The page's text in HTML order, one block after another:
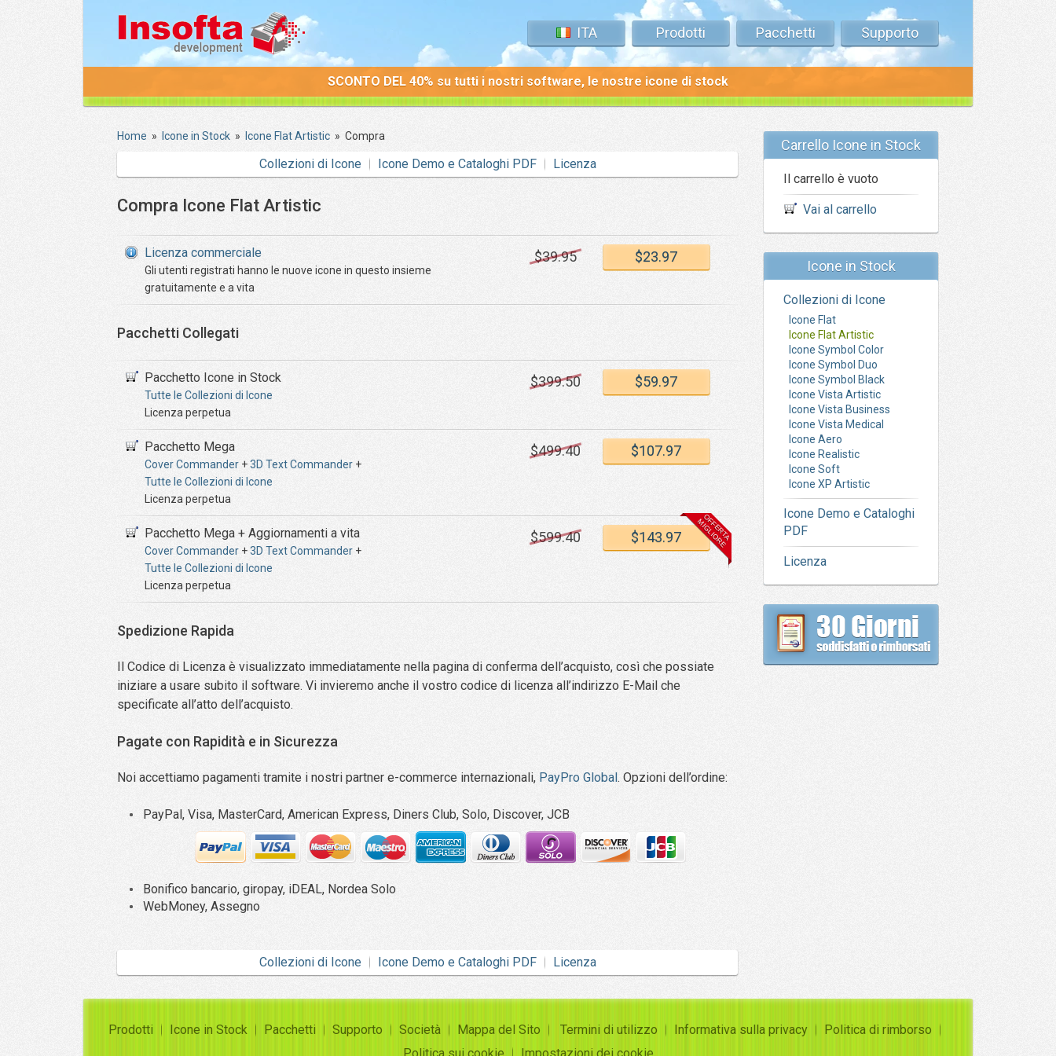
ITA Prodotti Pacchetti Supporto
SCONTO DEL 40% su tutti i nostri software, le nostre icone di stock
Home » Icone in Stock » Icone Flat Artistic » Compra
Collezioni di Icone Icone Demo e Cataloghi PDF Licenza
Compra Icone Flat Artistic
Licenza commerciale
Gli utenti registrati hanno le nuove icone in questo insieme
gratuitamente e a vita
$39.95 $23.97
Pacchetti Collegati
Pacchetto Icone in Stock
Tutte le Collezioni di Icone
Licenza perpetua
$399.50 $59.97
Pacchetto Mega
Cover Commander +3D Text Commander +
Tutte le Collezioni di Icone
Licenza perpetua
$499.40 $107.97
Pacchetto Mega + Aggiornamenti a vita
Cover Commander +3D Text Commander +
Tutte le Collezioni di Icone
Licenza perpetua
$599.40 $143.97
Spedizione Rapida
Il Codice di Licenza è visualizzato immediatamente nella pagina di conferma dell’acquisto, così che possiate
iniziare a usare subito il software. Vi invieremo anche il vostro codice di licenza all’indirizzo E-Mail che
specificate all’atto dell’acquisto.
Pagate con Rapidità e in Sicurezza
Noi accettiamo pagamenti tramite i nostri partner e-commerce internazionali, PayPro Global. Opzioni dell’ordine:
PayPal, Visa, MasterCard, American Express, Diners Club, Solo, Discover, JCB
Bonifico bancario, giropay, iDEAL, Nordea Solo
WebMoney, Assegno
Collezioni di Icone Icone Demo e Cataloghi PDF Licenza
Carrello Icone in Stock
Il carrello è vuoto
Vai al carrello
Icone in Stock
Collezioni di Icone
Icone Flat
Icone Flat Artistic
Icone Symbol Color
Icone Symbol Duo
Icone Symbol Black
Icone Vista Artistic
Icone Vista Business
Icone Vista Medical
Icone Aero
Icone Realistic
Icone Soft
Icone XP Artistic
Icone Demo e Cataloghi
PDF
Licenza
Prodotti Icone in Stock Pacchetti Supporto Società Mappa del Sito Termini di utilizzo Informativa sulla privacy
Politica di rimborso